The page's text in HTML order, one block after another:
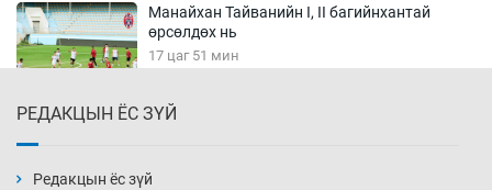
Манайхан Тайванийн I, II багийнхантай
өрсөлдөх нь
17 цаг 51 мин
18 цаг 21 мин
РЕДАКЦЫН ЁС ЗҮЙ
Редакцын ёс зүй